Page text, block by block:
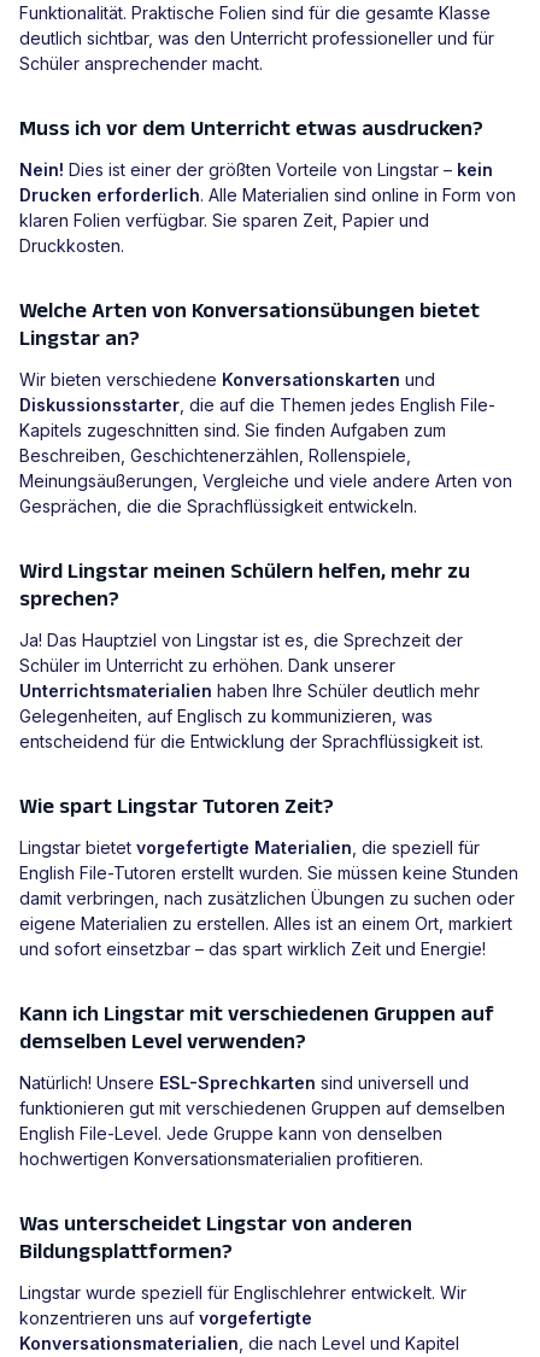
Funktionalität. Praktische Folien sind für die gesamte Klasse
deutlich sichtbar, was den Unterricht professioneller und für
Schüler ansprechender macht.
Muss ich vor dem Unterricht etwas ausdrucken?
Nein! Dies ist einer der größten Vorteile von Lingstar – kein
Drucken erforderlich. Alle Materialien sind online in Form von
klaren Folien verfügbar. Sie sparen Zeit, Papier und
Druckkosten.
Welche Arten von Konversationsübungen bietet
Lingstar an?
Wir bieten verschiedene Konversationskarten und
Diskussionsstarter, die auf die Themen jedes English File-
Kapitels zugeschnitten sind. Sie finden Aufgaben zum
Beschreiben, Geschichtenerzählen, Rollenspiele,
Meinungsäußerungen, Vergleiche und viele andere Arten von
Gesprächen, die die Sprachflüssigkeit entwickeln.
Wird Lingstar meinen Schülern helfen, mehr zu
sprechen?
Ja! Das Hauptziel von Lingstar ist es, die Sprechzeit der
Schüler im Unterricht zu erhöhen. Dank unserer
Unterrichtsmaterialien haben Ihre Schüler deutlich mehr
Gelegenheiten, auf Englisch zu kommunizieren, was
entscheidend für die Entwicklung der Sprachflüssigkeit ist.
Wie spart Lingstar Tutoren Zeit?
Lingstar bietet vorgefertigte Materialien, die speziell für
English File-Tutoren erstellt wurden. Sie müssen keine Stunden
damit verbringen, nach zusätzlichen Übungen zu suchen oder
eigene Materialien zu erstellen. Alles ist an einem Ort, markiert
und sofort einsetzbar – das spart wirklich Zeit und Energie!
Kann ich Lingstar mit verschiedenen Gruppen auf
demselben Level verwenden?
Natürlich! Unsere ESL-Sprechkarten sind universell und
funktionieren gut mit verschiedenen Gruppen auf demselben
English File-Level. Jede Gruppe kann von denselben
hochwertigen Konversationsmaterialien profitieren.
Was unterscheidet Lingstar von anderen
Bildungsplattformen?
Lingstar wurde speziell für Englischlehrer entwickelt. Wir
konzentrieren uns auf vorgefertigte
Konversationsmaterialien, die nach Level und Kapitel